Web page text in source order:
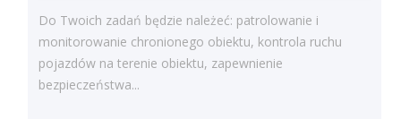
Do Twoich zadań będzie należeć: patrolowanie i
monitorowanie chronionego obiektu, kontrola ruchu
pojazdów na terenie obiektu, zapewnienie
bezpieczeństwa...